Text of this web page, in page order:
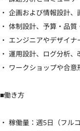
・ 企画および情報設計
・ 体制設計、予算・品
・ エンジニアやデザイ
・ 運用設計、ログ分析
・ ワークショップや合
■働き方
・ 稼働量：週5日（フル